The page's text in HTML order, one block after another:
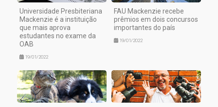
Universidade Presbiteriana
Mackenzie é a instituição
que mais aprova
estudantes no exame da
OAB
19/01/2022
FAU Mackenzie recebe
prêmios em dois concursos
importantes do país
19/01/2022